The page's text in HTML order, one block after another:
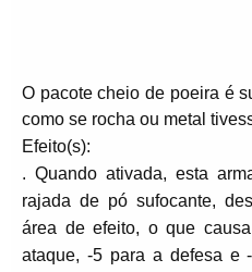
O pacote cheio de poeira é
como se rocha ou metal
Efeito(s):
. Quando ativada, esta
rajada de pó sufocante,
área de efeito, o que
ataque, -5 para a defesa e